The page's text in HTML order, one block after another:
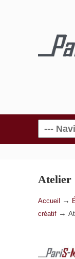
Atelier
fondre
Accueil →
créatif →